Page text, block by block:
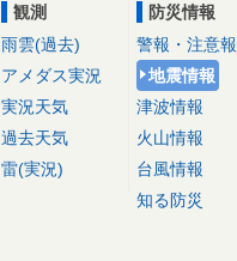
観測
雨雲(過去)
アメダス実況
実況天気
過去天気
雷(実況)
防災情報
警報・注意報
地震情報
津波情報
火山情報
台風情報
知る防災